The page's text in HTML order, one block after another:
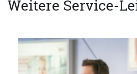
Weitere Service-